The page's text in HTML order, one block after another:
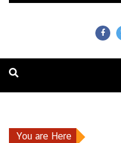
You are Here